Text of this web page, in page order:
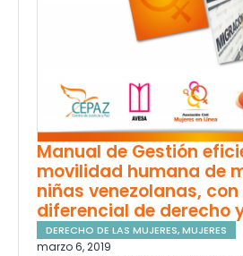
Manual de Gestión
movilidad humana de
niñas venezolanas,
diferencial de derecho
DERECHO DE LAS MUJERES,MUJERES
marzo 6, 2019